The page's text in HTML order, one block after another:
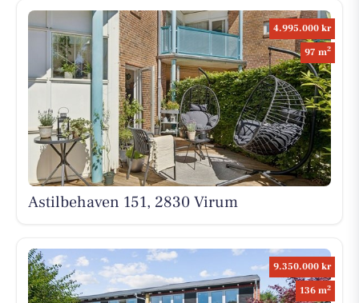
4.995.000 kr
97 m2
Astilbehaven 151, 2830 Virum
9.350.000 kr
136 m2